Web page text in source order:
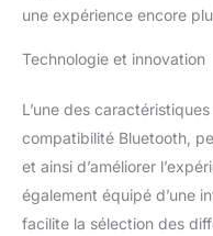
une expérience encore
Technologie et innovation
L’une des
compatibilité Bluetooth,
et ainsi d’améliorer
également équipé d’une
facilite la sélection des